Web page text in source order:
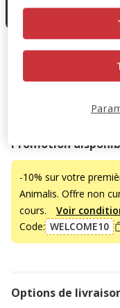
Promotion
-10% sur votre
Animalis. Offre non
cours.
Voir
Code: WELCOME10
Prix 13.99€
13.99€
Découvrir des
Options de